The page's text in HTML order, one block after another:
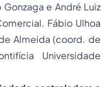
e André Luiz
Fábio Ulhoa
Almeida (coord. de
Universidade